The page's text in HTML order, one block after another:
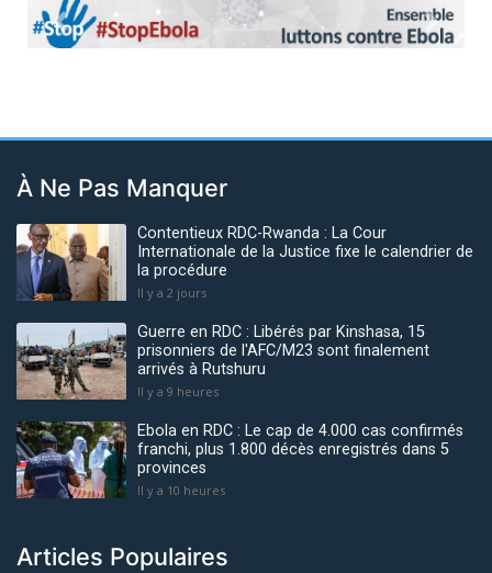
Previous Next
À Ne Pas Manquer
Contentieux RDC-Rwanda : La Cour
Internationale de la Justice fixe le calendrier de
la procédure
Il y a 2 jours
Guerre en RDC : Libérés par Kinshasa, 15
prisonniers de l'AFC/M23 sont finalement
arrivés à Rutshuru
Il y a 9 heures
Ebola en RDC : Le cap de 4.000 cas confirmés
franchi, plus 1.800 décès enregistrés dans 5
provinces
Il y a 10 heures
Articles Populaires